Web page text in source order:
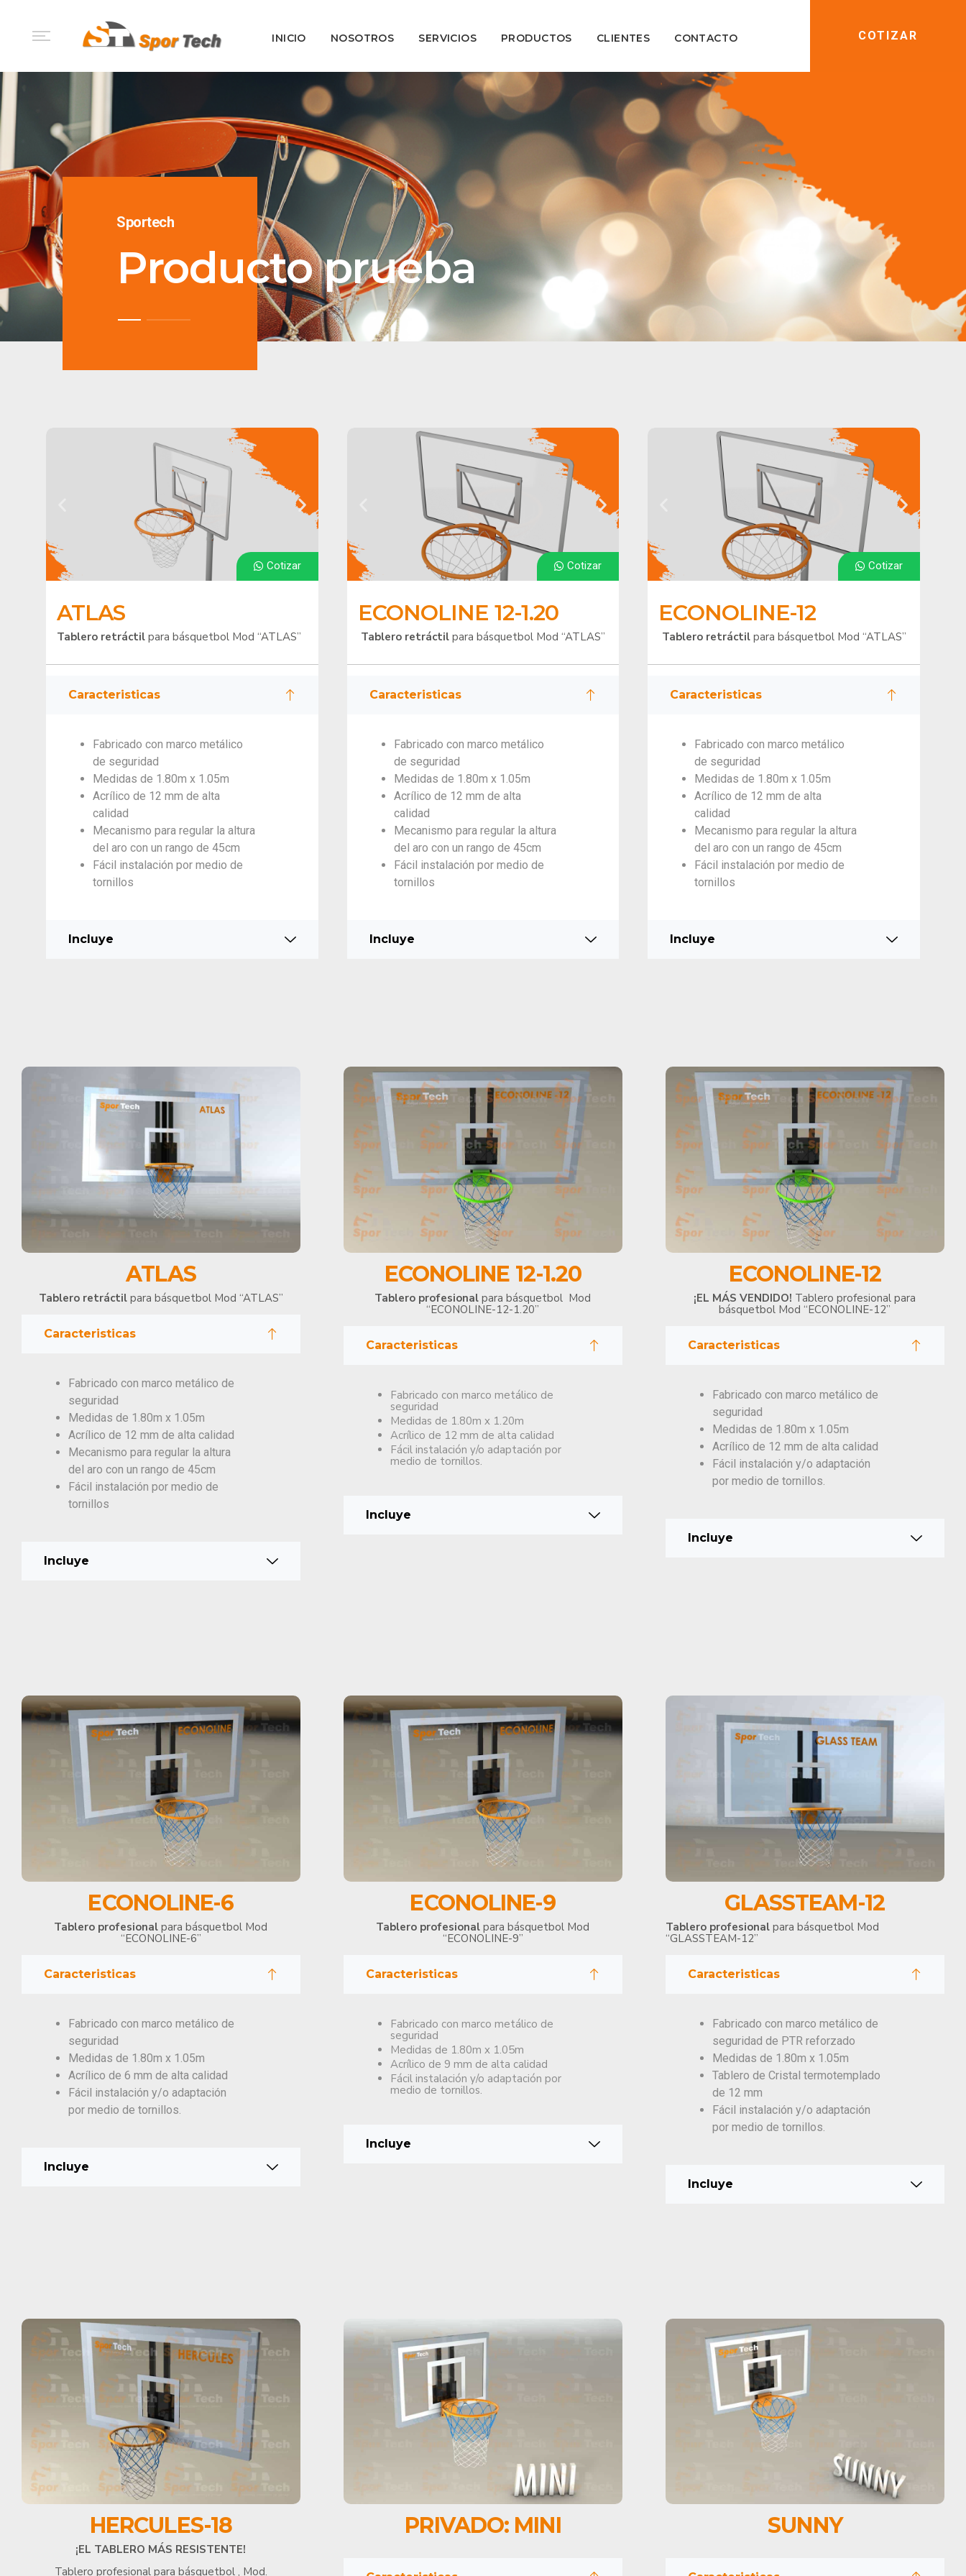
INICIO NOSOTROS SERVICIOS PRODUCTOS CLIENTES CONTACTO COTIZAR
Sportech
Producto prueba
Cotizar
ATLAS
Tablero retráctil para básquetbol Mod “ATLAS”
Caracteristicas
Fabricado con marco metálico
de seguridad
Medidas de 1.80m x 1.05m
Acrílico de 12 mm de alta
calidad
Mecanismo para regular la altura
del aro con un rango de 45cm
Fácil instalación por medio de
tornillos
Incluye
Cotizar
ECONOLINE 12-1.20​
Tablero retráctilpara básquetbol Mod “ATLAS”
Caracteristicas
Fabricado con marco metálico
de seguridad
Medidas de 1.80m x 1.05m
Acrílico de 12 mm de alta
calidad
Mecanismo para regular la altura
del aro con un rango de 45cm
Fácil instalación por medio de
tornillos
Incluye
Cotizar
ECONOLINE-12
Tablero retráctilpara básquetbol Mod “ATLAS”
Caracteristicas
Fabricado con marco metálico
de seguridad
Medidas de 1.80m x 1.05m
Acrílico de 12 mm de alta
calidad
Mecanismo para regular la altura
del aro con un rango de 45cm
Fácil instalación por medio de
tornillos
Incluye
ATLAS
Tablero retráctilpara básquetbol Mod “ATLAS”
Caracteristicas
Fabricado con marco metálico de
seguridad
Medidas de 1.80m x 1.05m
Acrílico de 12 mm de alta calidad
Mecanismo para regular la altura
del aro con un rango de 45cm
Fácil instalación por medio de
tornillos
Incluye
ECONOLINE 12-1.20
Tablero profesional para básquetbol Mod
“ECONOLINE-12-1.20”
Caracteristicas
Fabricado con marco metálico de
seguridad
Medidas de 1.80m x 1.20m
Acrílico de 12 mm de alta calidad
Fácil instalación y/o adaptación por
medio de tornillos.
Incluye
ECONOLINE-12
¡EL MÁS VENDIDO! Tablero profesional para
básquetbol Mod “ECONOLINE-12”
Caracteristicas
Fabricado con marco metálico de
seguridad
Medidas de 1.80m x 1.05m
Acrílico de 12 mm de alta calidad
Fácil instalación y/o adaptación
por medio de tornillos.
Incluye
ECONOLINE-6
Tablero profesional para básquetbol Mod
“ECONOLINE-6”
Caracteristicas
Fabricado con marco metálico de
seguridad
Medidas de 1.80m x 1.05m
Acrílico de 6 mm de alta calidad
Fácil instalación y/o adaptación
por medio de tornillos.
Incluye
ECONOLINE-9
Tablero profesional para básquetbol Mod
“ECONOLINE-9”
Caracteristicas
Fabricado con marco metálico de
seguridad
Medidas de 1.80m x 1.05m
Acrílico de 9 mm de alta calidad
Fácil instalación y/o adaptación por
medio de tornillos.
Incluye
GLASSTEAM-12
Tablero profesionalpara básquetbol Mod
“GLASSTEAM-12”
Caracteristicas
Fabricado con marco metálico de
seguridad de PTR reforzado
Medidas de 1.80m x 1.05m
Tablero de Cristal termotemplado
de 12 mm
Fácil instalación y/o adaptación
por medio de tornillos.
Incluye
HERCULES-18
¡EL TABLERO MÁS RESISTENTE!
Tablero profesional para básquetbol , Mod.
PRIVADO: MINI SUNNY